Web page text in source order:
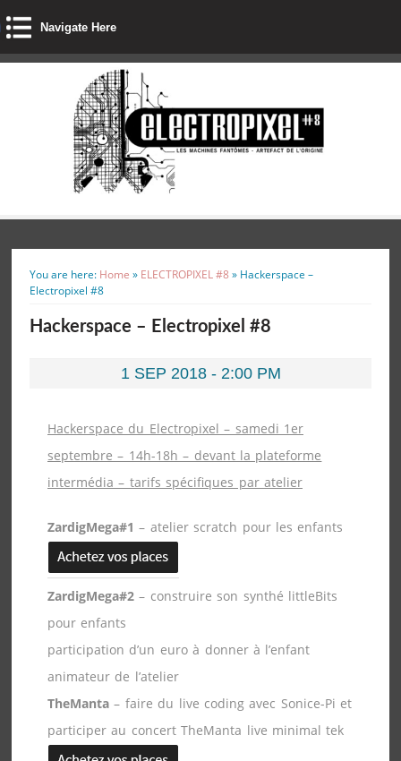
Navigate Here
You are here: Home » ELECTROPIXEL #8 » Hackerspace –
Electropixel #8
Hackerspace – Electropixel #8
1 SEP 2018 - 2:00 PM
Hackerspace du Electropixel – samedi 1er
septembre – 14h-18h – devant la plateforme
intermédia – tarifs spécifiques par atelier
ZardigMega#1 – atelier scratch pour les enfants
ZardigMega#2 – construire son synthé littleBits
pour enfants
participation d’un euro à donner à l’enfant
animateur de l’atelier
TheManta – faire du live coding avec Sonice-Pi et
participer au concert TheManta live minimal tek